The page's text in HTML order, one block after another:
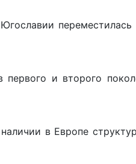
первого и второго
в Европе